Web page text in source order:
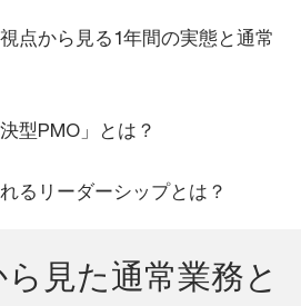
点から見る1年間の実態と通常
型PMO」とは？
るリーダーシップとは？
見た通常業務と